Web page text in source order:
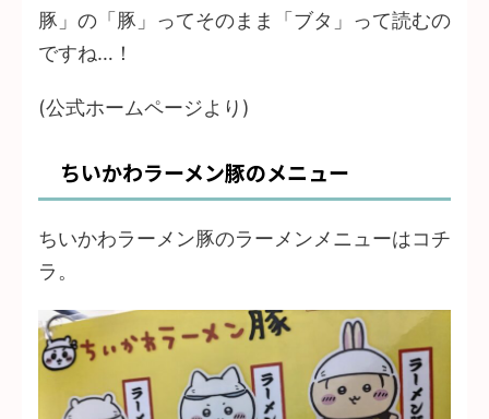
豚」の「豚」ってそのまま「ブタ」って読むの
ですね…！
(公式ホームページより)
ちいかわラーメン豚のメニュー
ちいかわラーメン豚のラーメンメニューはコチ
ラ。